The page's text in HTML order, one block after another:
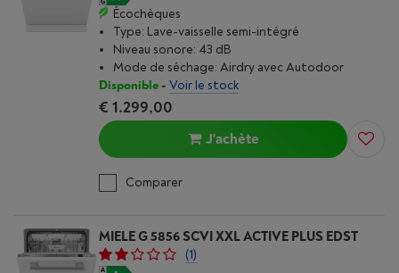
Écochèques
Type: Lave-vaisselle semi-intégré
Niveau sonore: 43 dB
Mode de séchage: Airdry avec Autodoor
Disponible- Voir le stock
€ 1.299,00
J'achète
Comparer
MIELE G 5856 SCVI XXL ACTIVE PLUS EDST
(1)